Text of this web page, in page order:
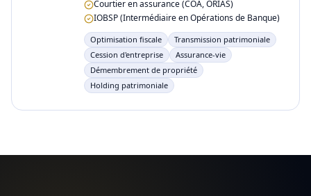
Courtier en assurance (COA, ORIAS)
IOBSP (Intermédiaire en Opérations de Banque)
Optimisation fiscale
Transmission patrimoniale
Cession d'entreprise
Assurance-vie
Démembrement de propriété
Holding patrimoniale